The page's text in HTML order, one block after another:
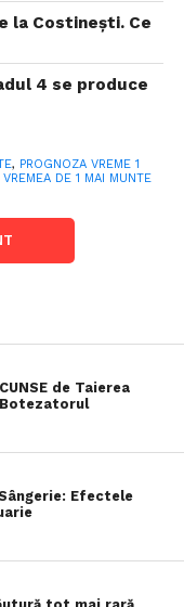
la Costinești. Ce
4 se produce
, PROGNOZA VREME 1
VREMEA DE 1 MAI MUNTE
de Taierea
Efectele